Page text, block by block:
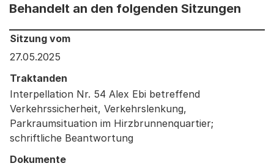
Behandelt an den folgenden Sitzungen
Behandelt an den folgenden Sitzungen: Informationen
Sitzung vom
27.05.2025
Traktanden
Interpellation Nr. 54 Alex Ebi betreffend
Verkehrssicherheit, Verkehrslenkung,
Parkraumsituation im Hirzbrunnenquartier;
schriftliche Beantwortung
Dokumente